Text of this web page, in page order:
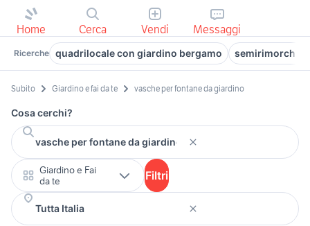
Home Cerca Vendi Messaggi
Ricerche quadrilocale con giardino bergamo semirimorchi
Subito Giardino e fai da te vasche per fontane da giardino
Cosa cerchi?
Giardino e Fai
da te
Filtri